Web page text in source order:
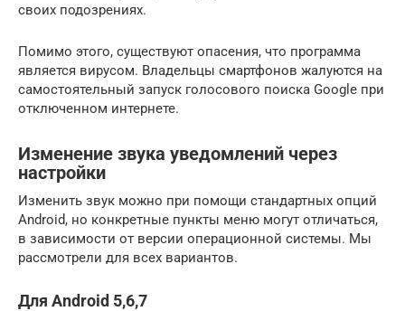
своих подозрениях.
Помимо этого, существуют опасения, что программа
является вирусом. Владельцы смартфонов жалуются на
самостоятельный запуск голосового поиска Google при
отключенном интернете.
Изменение звука уведомлений через
настройки
Изменить звук можно при помощи стандартных опций
Android, но конкретные пункты меню могут отличаться,
в зависимости от версии операционной системы. Мы
рассмотрели для всех вариантов.
Для Android 5,6,7